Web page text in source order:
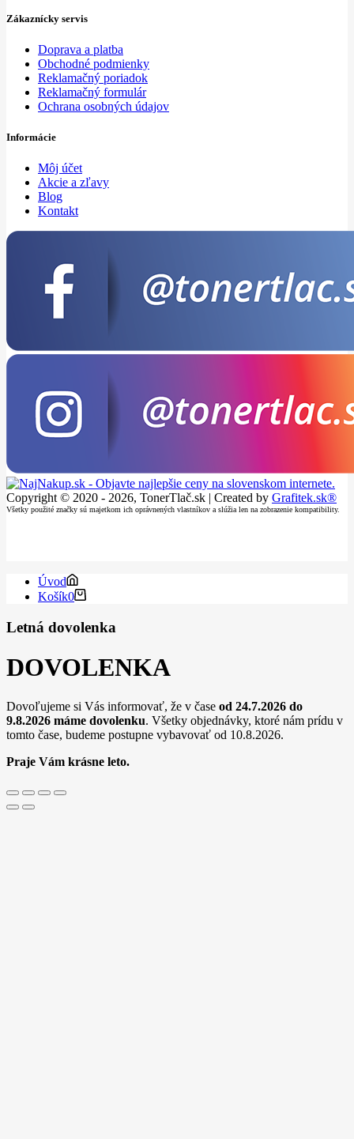
Zákaznícky servis
Doprava a platba
Obchodné podmienky
Reklamačný poriadok
Reklamačný formulár
Ochrana osobných údajov
Informácie
Môj účet
Akcie a zľavy
Blog
Kontakt
Copyright © 2020 - 2026, TonerTlač.sk | Created by Grafitek.sk®
Všetky použité značky sú majetkom ich oprávnených vlastníkov a slúžia len na zobrazenie kompatibility.
Úvod
Košík0
Letná dovolenka
DOVOLENKA
Dovoľujeme si Vás informovať, že v čase od 24.7.2026 do
9.8.2026 máme dovolenku. Všetky objednávky, ktoré nám prídu v
tomto čase, budeme postupne vybavovať od 10.8.2026.
Praje Vám krásne leto.